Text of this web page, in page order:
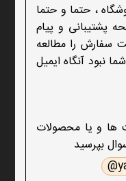
، حتما و حتما
پشتیبانی و پیام
سفارش را مطالعه
نبود آنگاه ایمیل
ها و یا محصولات
بپرسید